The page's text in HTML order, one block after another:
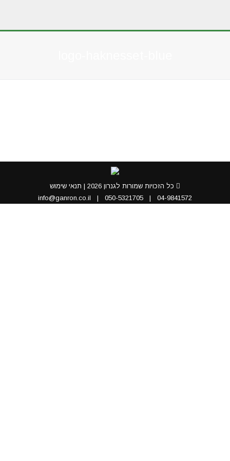
כל הזכויות שמורות לגנרון 2026 |
תנאי שימוש
04-9841572
|
050-5321705
|
info@ganron.co.il